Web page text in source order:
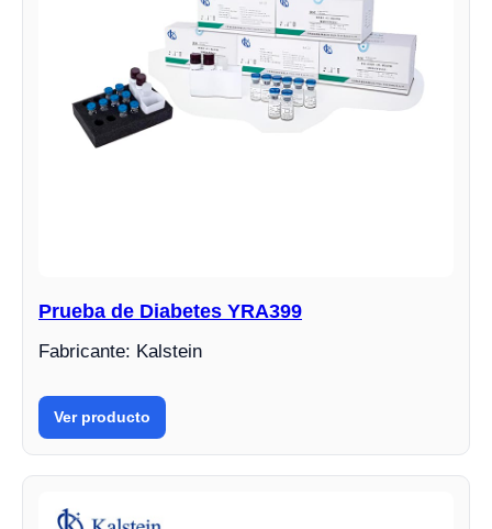
Prueba de Diabetes YRA399
Fabricante: Kalstein
Ver producto